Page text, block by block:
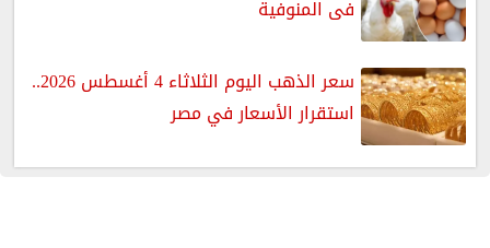
فى المنوفية
سعر الذهب اليوم الثلاثاء 4 أغسطس 2026..
استقرار الأسعار في مصر